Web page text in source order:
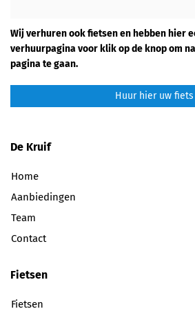
Wij verhuren ook fietsen en hebben hier
verhuurpagina voor klik op de knop om
pagina te gaan.
Huur hier uw fiets
De Kruif
Home
Aanbiedingen
Team
Contact
Fietsen
Fietsen